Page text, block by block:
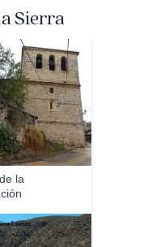
Sierra
la
Lortes